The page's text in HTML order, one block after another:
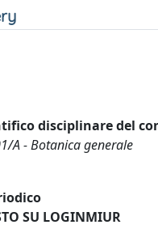
disciplinare del
A - Botanica generale
SU LOGINMIUR